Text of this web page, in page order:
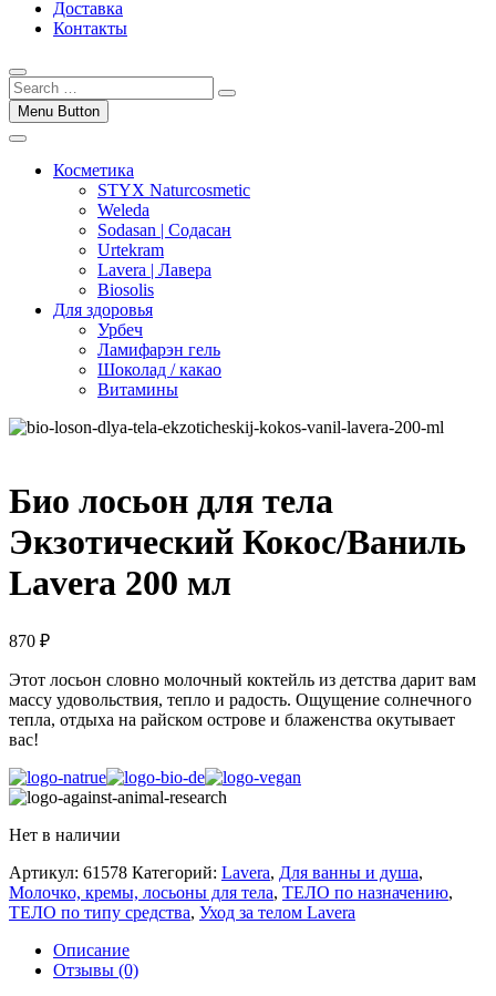
Доставка
Контакты
Menu Button
Косметика
STYX Naturcosmetic
Weleda
Sodasan | Содасан
Urtekram
Lavera | Лавера
Biosolis
Для здоровья
Урбеч
Ламифарэн гель
Шоколад / какао
Витамины
Био лосьон для тела
Экзотический Кокос/Ваниль
Lavera 200 мл
870 ₽
Этот лосьон словно молочный коктейль из детства дарит вам
массу удовольствия, тепло и радость. Ощущение солнечного
тепла, отдыха на райском острове и блаженства окутывает
вас!
Нет в наличии
Артикул: 61578 Категорий: Lavera, Для ванны и душа,
Молочко, кремы, лосьоны для тела, ТЕЛО по назначению,
ТЕЛО по типу средства, Уход за телом Lavera
Описание
Отзывы (0)